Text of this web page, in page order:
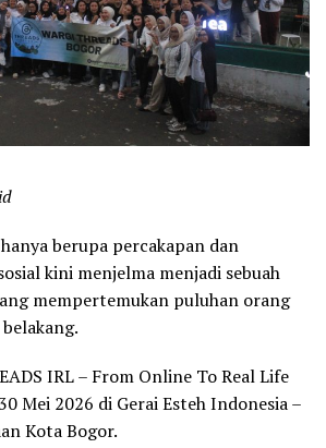
berupa percakapan dan
kini menjelma menjadi sebuah
mempertemukan puluhan orang
IRL – From Online To Real Life
Mei 2026 di Gerai Esteh Indonesia –
Kota Bogor.